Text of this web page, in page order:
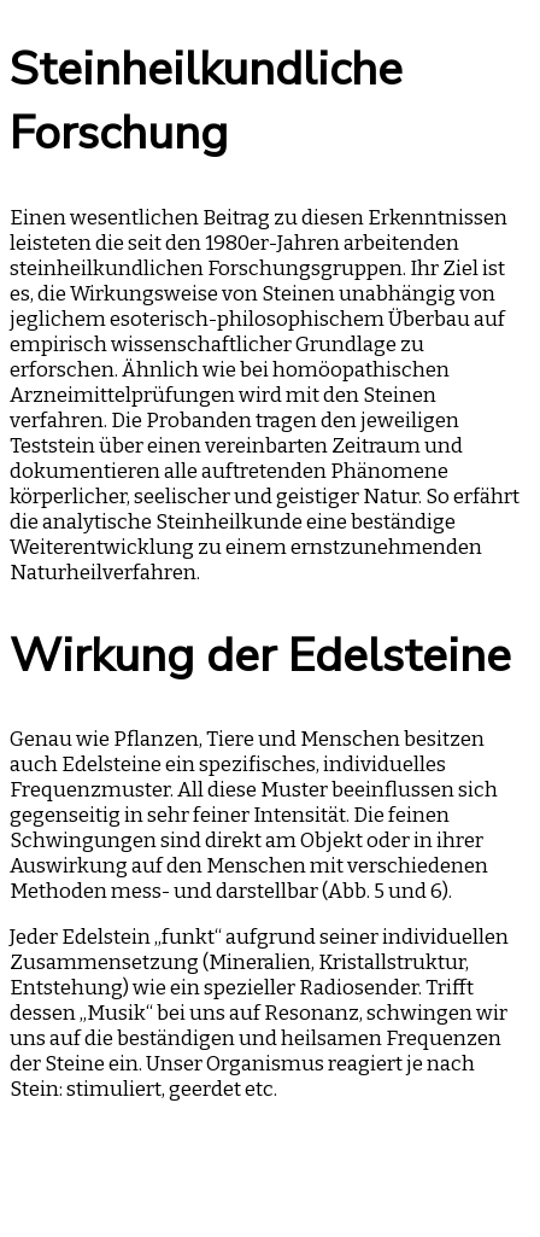
Steinheilkundliche
Forschung
Einen wesentlichen Beitrag zu diesen Erkenntnissen
leisteten die seit den 1980er-Jahren arbeitenden
steinheilkundlichen Forschungsgruppen. Ihr Ziel ist
es, die Wirkungsweise von Steinen unabhängig von
jeglichem esoterisch-philosophischem Überbau auf
empirisch wissenschaftlicher Grundlage zu
erforschen. Ähnlich wie bei homöopathischen
Arzneimittelprüfungen wird mit den Steinen
verfahren. Die Probanden tragen den jeweiligen
Teststein über einen vereinbarten Zeitraum und
dokumentieren alle auftretenden Phänomene
körperlicher, seelischer und geistiger Natur. So erfährt
die analytische Steinheilkunde eine beständige
Weiterentwicklung zu einem ernstzunehmenden
Naturheilverfahren.
Wirkung der Edelsteine
Genau wie Pflanzen, Tiere und Menschen besitzen
auch Edelsteine ein spezifisches, individuelles
Frequenzmuster. All diese Muster beeinflussen sich
gegenseitig in sehr feiner Intensität. Die feinen
Schwingungen sind direkt am Objekt oder in ihrer
Auswirkung auf den Menschen mit verschiedenen
Methoden mess- und darstellbar (Abb. 5 und 6).
Jeder Edelstein „funkt“ aufgrund seiner individuellen
Zusammensetzung (Mineralien, Kristallstruktur,
Entstehung) wie ein spezieller Radiosender. Trifft
dessen „Musik“ bei uns auf Resonanz, schwingen wir
uns auf die beständigen und heilsamen Frequenzen
der Steine ein. Unser Organismus reagiert je nach
Stein: stimuliert, geerdet etc.